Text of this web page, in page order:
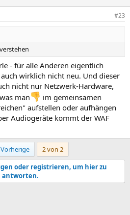
#23
- für alle Anderen eigentlich
wirklich nicht neu. Und dieser
nicht nur Netzwerk-Hardware,
man
im gemeinsamen
aufstellen oder aufhängen
Audiogeräte kommt der WAF
Vorherige
2 von 2
oder registrieren, um hier zu
antworten.